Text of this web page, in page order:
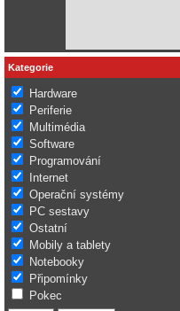
Kategorie
Hardware
Periferie
Multimédia
Software
Programování
Internet
Operační systémy
PC sestavy
Ostatní
Mobily a tablety
Notebooky
Připomínky
Pokec